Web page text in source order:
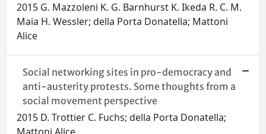
2015 G. Mazzoleni K. G. Barnhurst K. Ikeda R. C. M.
Maia H. Wessler; della Porta Donatella; Mattoni
Alice
Social networking sites in pro-democracy and
anti-austerity protests. Some thoughts from a
social movement perspective
2015 D. Trottier C. Fuchs; della Porta Donatella;